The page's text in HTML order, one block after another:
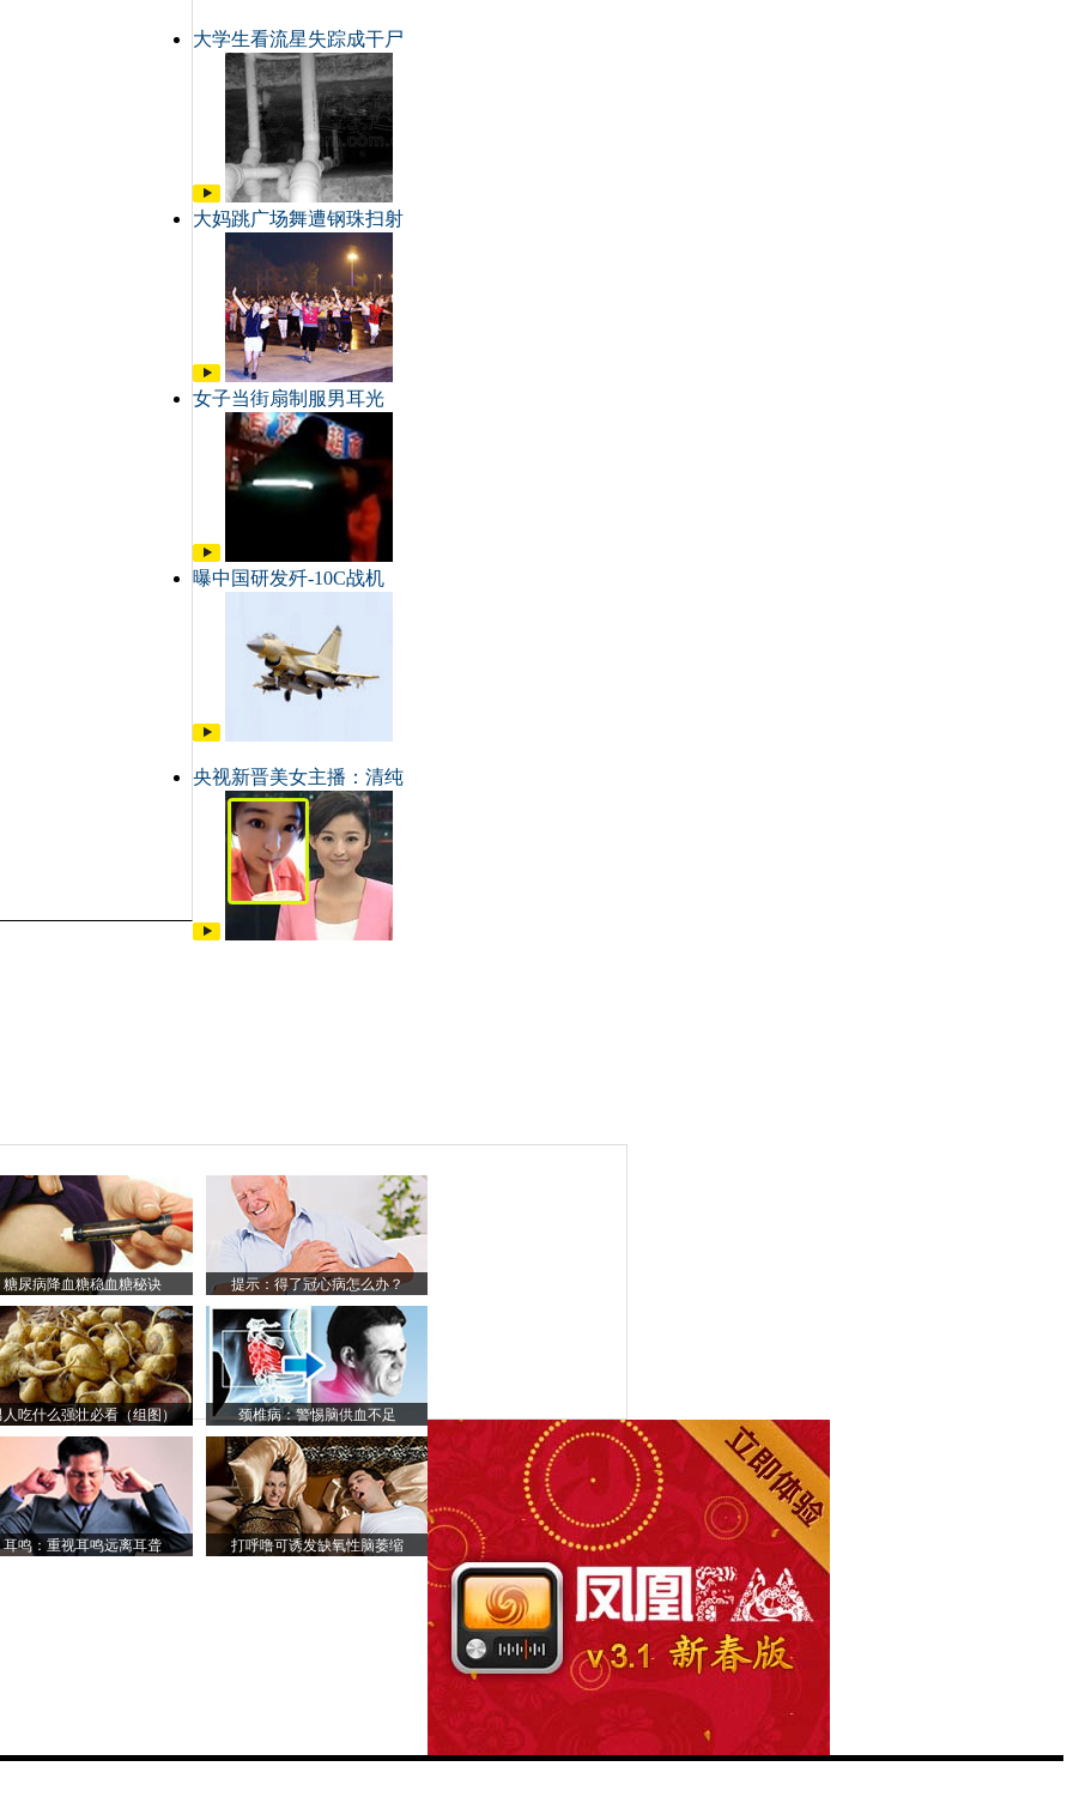
大学生看流星失踪成干尸
大妈跳广场舞遭钢珠扫射
女子当街扇制服男耳光
曝中国研发歼-10C战机
央视新晋美女主播：清纯
糖尿病降血糖稳血糖秘诀 提示：得了冠心病怎么办？
人吃什么强壮必看（组图） 颈椎病：警惕脑供血不足
耳鸣：重视耳鸣远离耳聋 打呼噜可诱发缺氧性脑萎缩